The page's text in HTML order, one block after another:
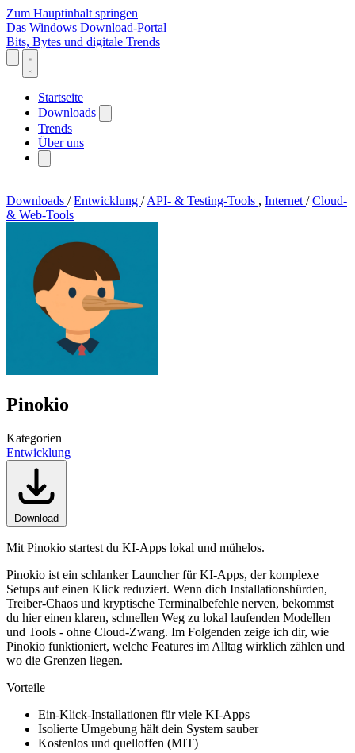
Zum Hauptinhalt springen
Das Windows Download-Portal
Bits, Bytes und digitale Trends
Startseite
Downloads
Trends
Über uns
Downloads / Entwicklung / API- & Testing-Tools , Internet / Cloud-
& Web-Tools
Pinokio
Kategorien
Entwicklung
Download
Mit Pinokio startest du KI-Apps lokal und mühelos.
Pinokio ist ein schlanker Launcher für KI-Apps, der komplexe
Setups auf einen Klick reduziert. Wenn dich Installationshürden,
Treiber-Chaos und kryptische Terminalbefehle nerven, bekommst
du hier einen klaren, schnellen Weg zu lokal laufenden Modellen
und Tools - ohne Cloud-Zwang. Im Folgenden zeige ich dir, wie
Pinokio funktioniert, welche Features im Alltag wirklich zählen und
wo die Grenzen liegen.
Vorteile
Ein-Klick-Installationen für viele KI-Apps
Isolierte Umgebung hält dein System sauber
Kostenlos und quelloffen (MIT)